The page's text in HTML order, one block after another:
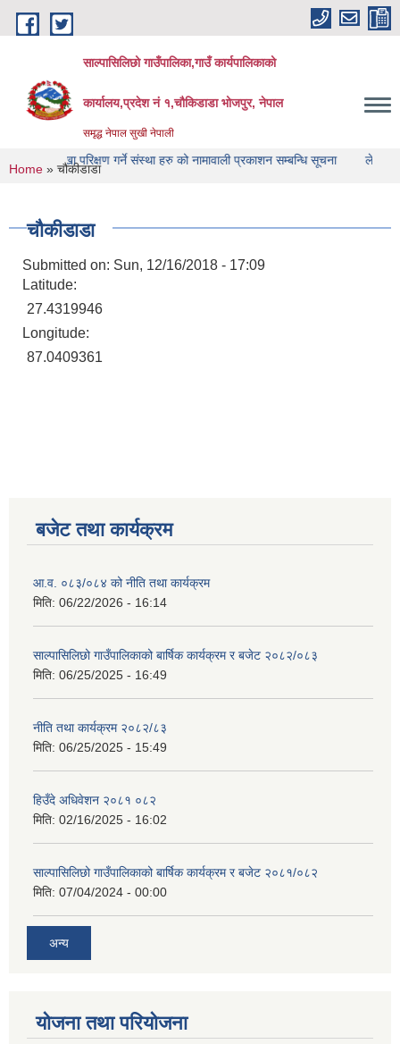
Skip to main content
साल्पासिलिछो गाउँपालिका,गाउँ कार्यपालिकाको
कार्यालय,प्रदेश नं १,चौकिडाडा भोजपुर, नेपाल
समृद्ध नेपाल सुखी नेपाली
लेखा परिक्षण गर्ने संस्था हरु को नामावाली प्रकाशन सम्बन्धि सूचना लेखा परिक्षण गर्ने
You are here
Home » चौकीडाडा
चौकीडाडा
Submitted on: Sun, 12/16/2018 - 17:09
Latitude:
27.4319946
Longitude:
87.0409361
बजेट तथा कार्यक्रम
आ.व. ०८३/०८४ को नीति तथा कार्यक्रम
मिति: 06/22/2026 - 16:14
साल्पासिलिछो गाउँपालिकाको बार्षिक कार्यक्रम र बजेट २०८२/०८३
मिति: 06/25/2025 - 16:49
नीति तथा कार्यक्रम २०८२/८३
मिति: 06/25/2025 - 15:49
हिउँदे अधिवेशन २०८१ ०८२
मिति: 02/16/2025 - 16:02
साल्पासिलिछो गाउँपालिकाको बार्षिक कार्यक्रम र बजेट २०८१/०८२
मिति: 07/04/2024 - 00:00
अन्य
योजना तथा परियोजना